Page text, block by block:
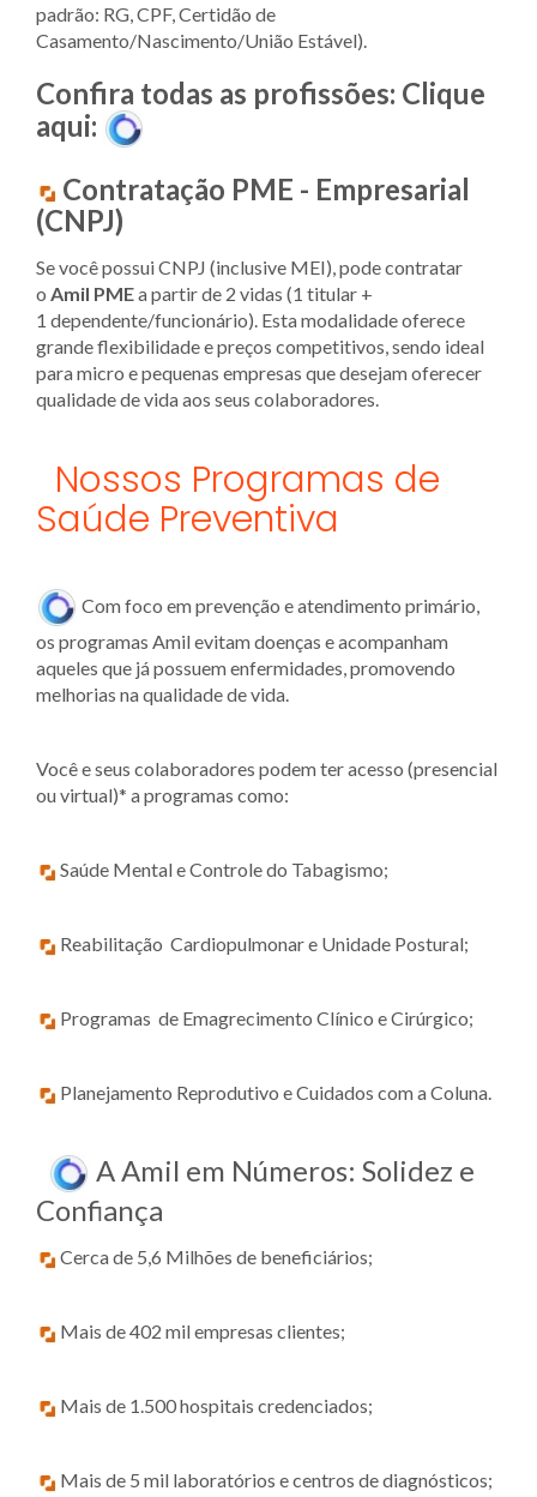
padrão: RG, CPF, Certidão de
Casamento/Nascimento/União Estável).
Confira todas as profissões: Clique
aqui:
Contratação PME - Empresarial
(CNPJ)
Se você possui CNPJ (inclusive MEI), pode contratar
o Amil PMEa partir de 2 vidas (1 titular +
1 dependente/funcionário). Esta modalidade oferece
grande flexibilidade e preços competitivos, sendo ideal
para micro e pequenas empresas que desejam oferecer
qualidade de vida aos seus colaboradores.
Nossos Programas de
Saúde Preventiva
Com foco em prevenção e atendimento primário,
os programas Amil evitam doenças e acompanham
aqueles que já possuem enfermidades, promovendo
melhorias na qualidade de vida.
Você e seus colaboradores podem ter acesso (presencial
ou virtual)* a programas como:
Saúde Mental e Controle do Tabagismo;
Reabilitação Cardiopulmonar e Unidade Postural;
Programas de Emagrecimento Clínico e Cirúrgico;
Planejamento Reprodutivo e Cuidados com a Coluna.
A Amil em Números: Solidez e
Confiança
Cerca de 5,6 Milhões de beneficiários;
Mais de 402 mil empresas clientes;
Mais de 1.500 hospitais credenciados;
Mais de 5 mil laboratórios e centros de diagnósticos;